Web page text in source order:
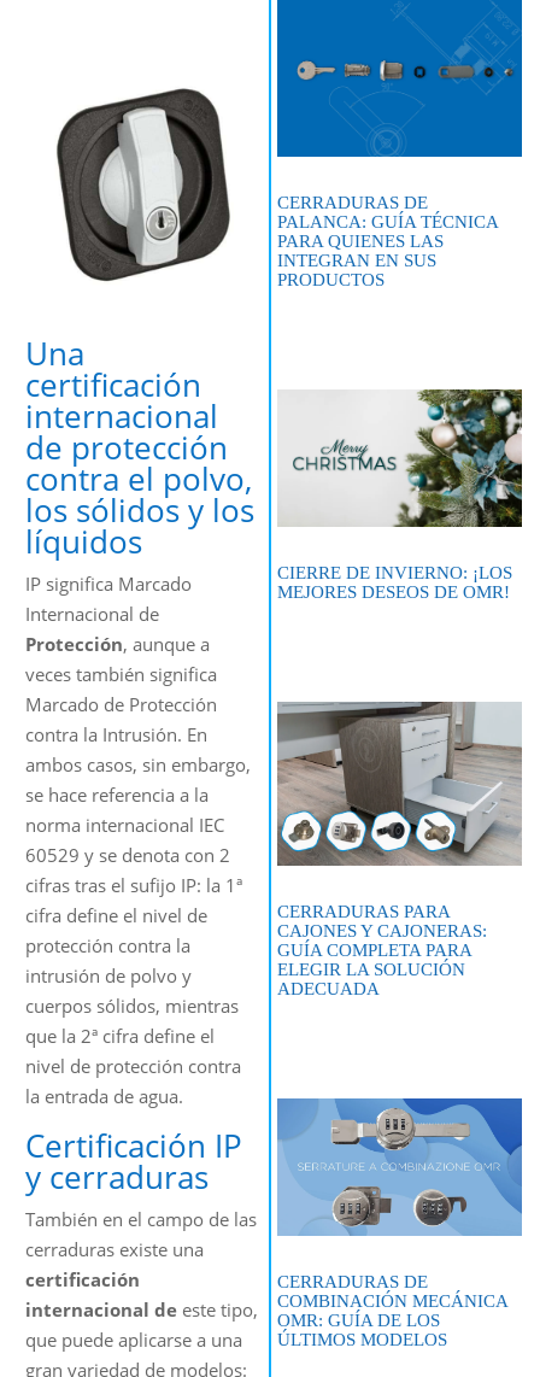
Una
certificación
internacional
de protección
contra el polvo,
los sólidos y los
líquidos
IP significa Marcado
Internacional de
Protección, aunque a
veces también significa
Marcado de Protección
contra la Intrusión. En
ambos casos, sin embargo,
se hace referencia a la
norma internacional IEC
60529 y se denota con 2
cifras tras el sufijo IP: la 1ª
cifra define el nivel de
protección contra la
intrusión de polvo y
cuerpos sólidos, mientras
que la 2ª cifra define el
nivel de protección contra
la entrada de agua.
Certificación IP
y cerraduras
También en el campo de las
cerraduras existe una
certificación
internacional deeste tipo,
que puede aplicarse a una
gran variedad de modelos:
CERRADURAS DE
PALANCA: GUÍA TÉCNICA
PARA QUIENES LAS
INTEGRAN EN SUS
PRODUCTOS
CIERRE DE INVIERNO: ¡LOS
MEJORES DESEOS DE OMR!
CERRADURAS PARA
CAJONES Y CAJONERAS:
GUÍA COMPLETA PARA
ELEGIR LA SOLUCIÓN
ADECUADA
CERRADURAS DE
COMBINACIÓN MECÁNICA
OMR: GUÍA DE LOS
ÚLTIMOS MODELOS